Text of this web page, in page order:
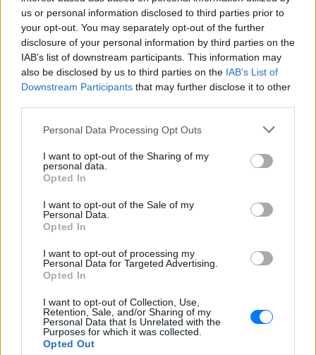
us or personal information disclosed to third parties prior to
your opt-out. You may separately opt-out of the further
disclosure of your personal information by third parties on the
IAB’s list of downstream participants. This information may
also be disclosed by us to third parties on the IAB’s List of
Downstream Participants that may further disclose it to other
Personal Data Processing Opt Outs
I want to opt-out of the Sharing of my
personal data.
Opted In
I want to opt-out of the Sale of my
Personal Data.
Opted In
I want to opt-out of processing my
Personal Data for Targeted Advertising.
Opted In
I want to opt-out of Collection, Use,
Retention, Sale, and/or Sharing of my
Personal Data that Is Unrelated with the
Purposes for which it was collected.
Opted Out
«busification»
ΣΉΜΕΡΑ
Βίντεο που φέρεται να δείχνει βίαιη
μεταφορά άνδρα για στρατιωτική
επιστράτευση στην Ουκρανία
επαναφέρει τη συζήτηση για το λεγόμενο
«busification».
Ουκρανία: Βίντεο σοκ με
19χρονο να οδηγείται με τη βία
για επιστράτευση ‑ Τι είναι το
«busification»
μεταφορά άνδρα για στρατιωτική
επιστράτευση στην Ουκρανία
Πάρο: 4χρονος έχασε τη ζωή
του σε πισίνα beach bar –
ανασύρει
ΣΉΜΕΡΑ